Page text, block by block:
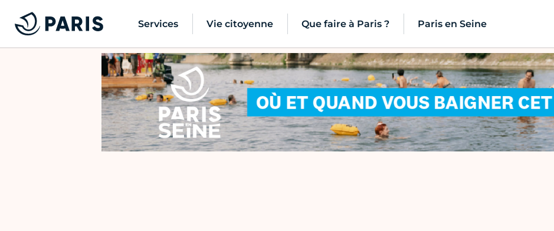
Services Vie citoyenne Que faire à Paris ? Paris en Seine